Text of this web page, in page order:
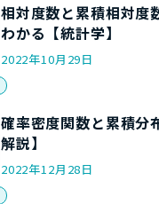
相対度数と累積相対度
わかる【統計学】
2022年10月29日
確率密度関数と累積分
解説】
2022年12月28日